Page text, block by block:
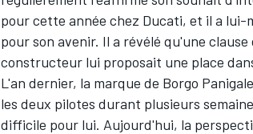
pour cette année chez Ducati, et il a lui-
pour son avenir. Il a révélé qu'une
constructeur lui proposait une place
L'an dernier, la marque de Borgo
les deux pilotes durant plusieurs
difficile pour lui. Aujourd'hui, la